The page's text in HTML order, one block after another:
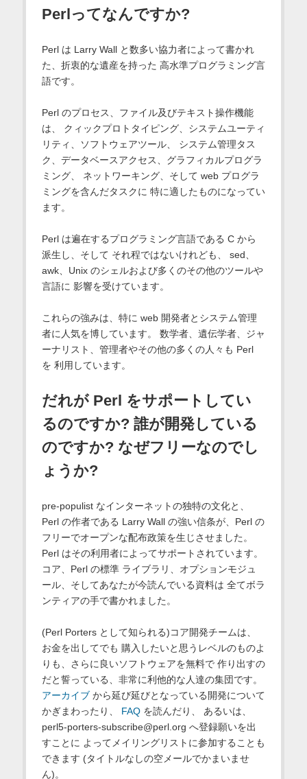
Perlってなんですか?
Perl は Larry Wall と数多い協力者によって書かれ
た、折衷的な遺産を持った 高水準プログラミング言
語です。
Perl のプロセス、ファイル及びテキスト操作機能
は、 クィックプロトタイピング、システムユーティ
リティ、ソフトウェアツール、 システム管理タス
ク、データベースアクセス、グラフィカルプログラ
ミング、 ネットワーキング、そして web プログラ
ミングを含んだタスクに 特に適したものになってい
ます。
Perl は遍在するプログラミング言語である C から
派生し、そして それ程ではないけれども、 sed、
awk、Unix のシェルおよび多くのその他のツールや
言語に 影響を受けています。
これらの強みは、特に web 開発者とシステム管理
者に人気を博しています。 数学者、遺伝学者、ジャ
ーナリスト、管理者やその他の多くの人々も Perl
を 利用しています。
だれが Perl をサポートしてい
るのですか? 誰が開発している
のですか? なぜフリーなのでし
ょうか?
pre-populist なインターネットの独特の文化と、
Perl の作者である Larry Wall の強い信条が、Perl の
フリーでオープンな配布政策を生じさせました。
Perl はその利用者によってサポートされています。
コア、Perl の標準 ライブラリ、オプションモジュ
ール、そしてあなたが今読んでいる資料は 全てボラ
ンティアの手で書かれました。
(Perl Porters として知られる)コア開発チームは、
お金を出してでも 購入したいと思うレベルのものよ
りも、さらに良いソフトウェアを無料で 作り出すの
だと誓っている、非常に利他的な人達の集団です。
アーカイブから延び延びとなっている開発について
かぎまわったり、 FAQを読んだり、 あるいは、
perl5-porters-subscribe@perl.org へ登録願いを出
すことに よってメイリングリストに参加することも
できます (タイトルなしの空メールでかまいませ
ん)。